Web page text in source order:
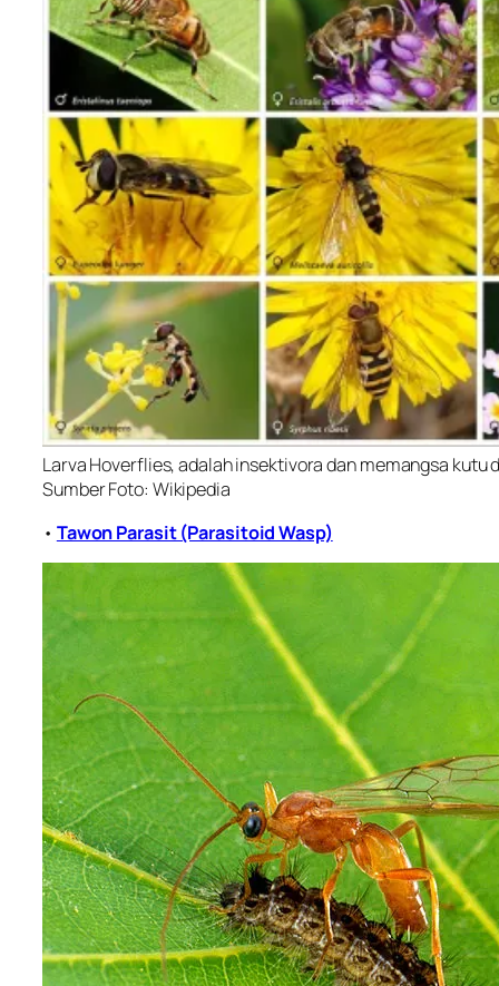
Larva Hoverflies, adalah insektivora dan memangsa
Sumber Foto: Wikipedia
• Tawon Parasit (Parasitoid Wasp)